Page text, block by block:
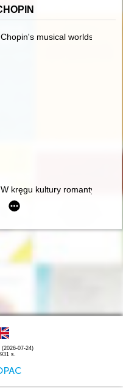
Chopina
Chopin's musical worlds the
W kręgu kultury romantycznej.
"Twórczość naukowa i
(2026-07-24)
s.